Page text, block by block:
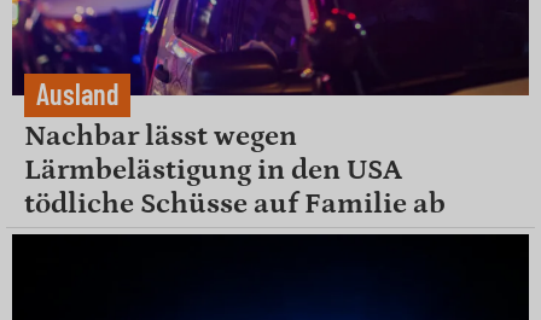
Ausland
Nachbar lässt wegen
Lärmbelästigung in den USA
tödliche Schüsse auf Familie ab